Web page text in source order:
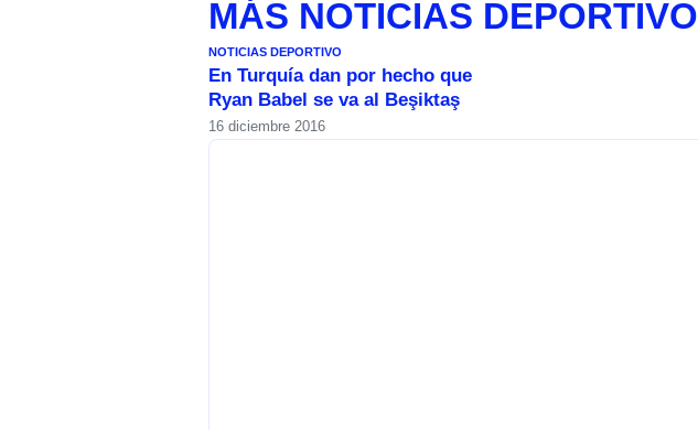
MÁS NOTICIAS DEPORTIVO
NOTICIAS DEPORTIVO
En Turquía dan por hecho que
Ryan Babel se va al Beşiktaş
16 diciembre 2016